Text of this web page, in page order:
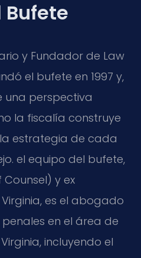
Bufete
y Fundador de Law
el bufete en 1997 y,
una perspectiva
la fiscalía construye
estrategia de cada
el equipo del bufete,
y ex
es el abogado
en el área de
incluyendo el